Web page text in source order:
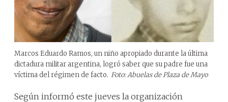
Marcos Eduardo Ramos, un niño apropiado durante la última
dictadura militar argentina, logró saber que su padre fue una
víctima del régimen de facto. Foto: Abuelas de Plaza de Mayo
Según informó este jueves la organización